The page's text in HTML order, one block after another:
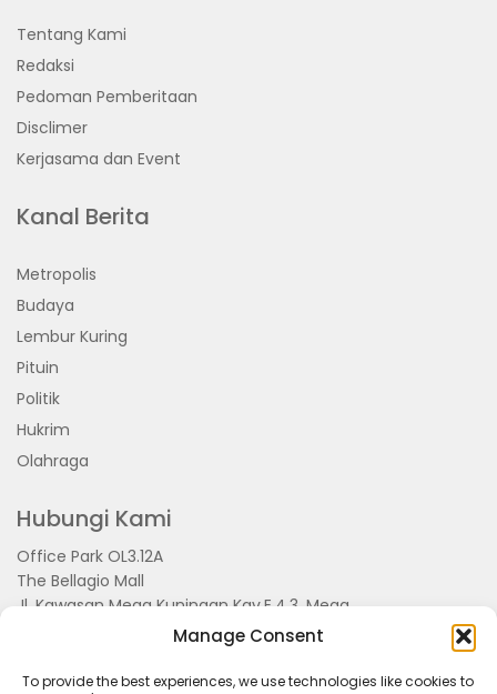
Manage Consent
To provide the best experiences, we use technologies like cookies to
Tentang Kami
Redaksi
Pedoman Pemberitaan
Disclimer
Kerjasama dan Event
Kanal Berita
Metropolis
Budaya
Lembur Kuring
Pituin
Politik
Hukrim
Olahraga
Hubungi Kami
Office Park OL3.12A
The Bellagio Mall
Jl. Kawasan Mega Kuningan Kav.E.4.3, Mega
Kuningan, Kel. Kuningan Timur,
Kec.Setiabudi, Jakarta Selatan 15810